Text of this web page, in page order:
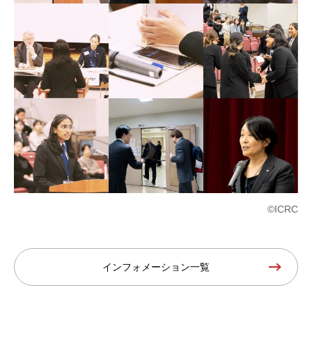
©ICRC
インフォメーション一覧